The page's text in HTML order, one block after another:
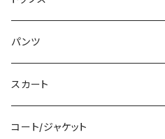
ミディアム/ミモレ
ロング/マキシ
袖付き
Tシャツ/カットソー
タンクトップ/キャミソール
シャツ/ブラウス
パンツ
ショート丈
クロップド丈
スカート
ミニ/ショート
コート/ジャケット